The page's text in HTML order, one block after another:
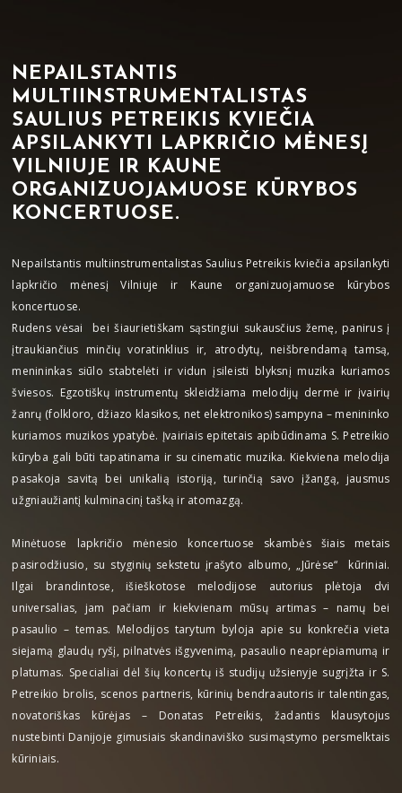
NEPAILSTANTIS
MULTIINSTRUMENTALISTAS
SAULIUS PETREIKIS KVIEČIA
APSILANKYTI LAPKRIČIO MĖNESĮ
VILNIUJE IR KAUNE
ORGANIZUOJAMUOSE KŪRYBOS
KONCERTUOSE.
Nepailstantis multiinstrumentalistas Saulius Petreikis kviečia apsilankyti
lapkričio mėnesį Vilniuje ir Kaune organizuojamuose kūrybos
koncertuose.
Rudens vėsai bei šiaurietiškam sąstingiui sukausčius žemę, panirus į
įtraukiančius minčių voratinklius ir, atrodytų, neišbrendamą tamsą,
menininkas siūlo stabtelėti ir vidun įsileisti blyksnį muzika kuriamos
šviesos. Egzotiškų instrumentų skleidžiama melodijų dermė ir įvairių
žanrų (folkloro, džiazo klasikos, net elektronikos) sampyna – menininko
kuriamos muzikos ypatybė. Įvairiais epitetais apibūdinama S. Petreikio
kūryba gali būti tapatinama ir su cinematic muzika. Kiekviena melodija
pasakoja savitą bei unikalią istoriją, turinčią savo įžangą, jausmus
užgniaužiantį kulminacinį tašką ir atomazgą.
Minėtuose lapkričio mėnesio koncertuose skambės šiais metais
pasirodžiusio, su styginių sekstetu įrašyto albumo, „Jūrėse“ kūriniai.
Ilgai brandintose, išieškotose melodijose autorius plėtoja dvi
universalias, jam pačiam ir kiekvienam mūsų artimas – namų bei
pasaulio – temas. Melodijos tarytum byloja apie su konkrečia vieta
siejamą glaudų ryšį, pilnatvės išgyvenimą, pasaulio neaprėpiamumą ir
platumas. Specialiai dėl šių koncertų iš studijų užsienyje sugrįžta ir S.
Petreikio brolis, scenos partneris, kūrinių bendraautoris ir talentingas,
novatoriškas kūrėjas – Donatas Petreikis, žadantis klausytojus
nustebinti Danijoje gimusiais skandinaviško susimąstymo persmelktais
kūriniais.